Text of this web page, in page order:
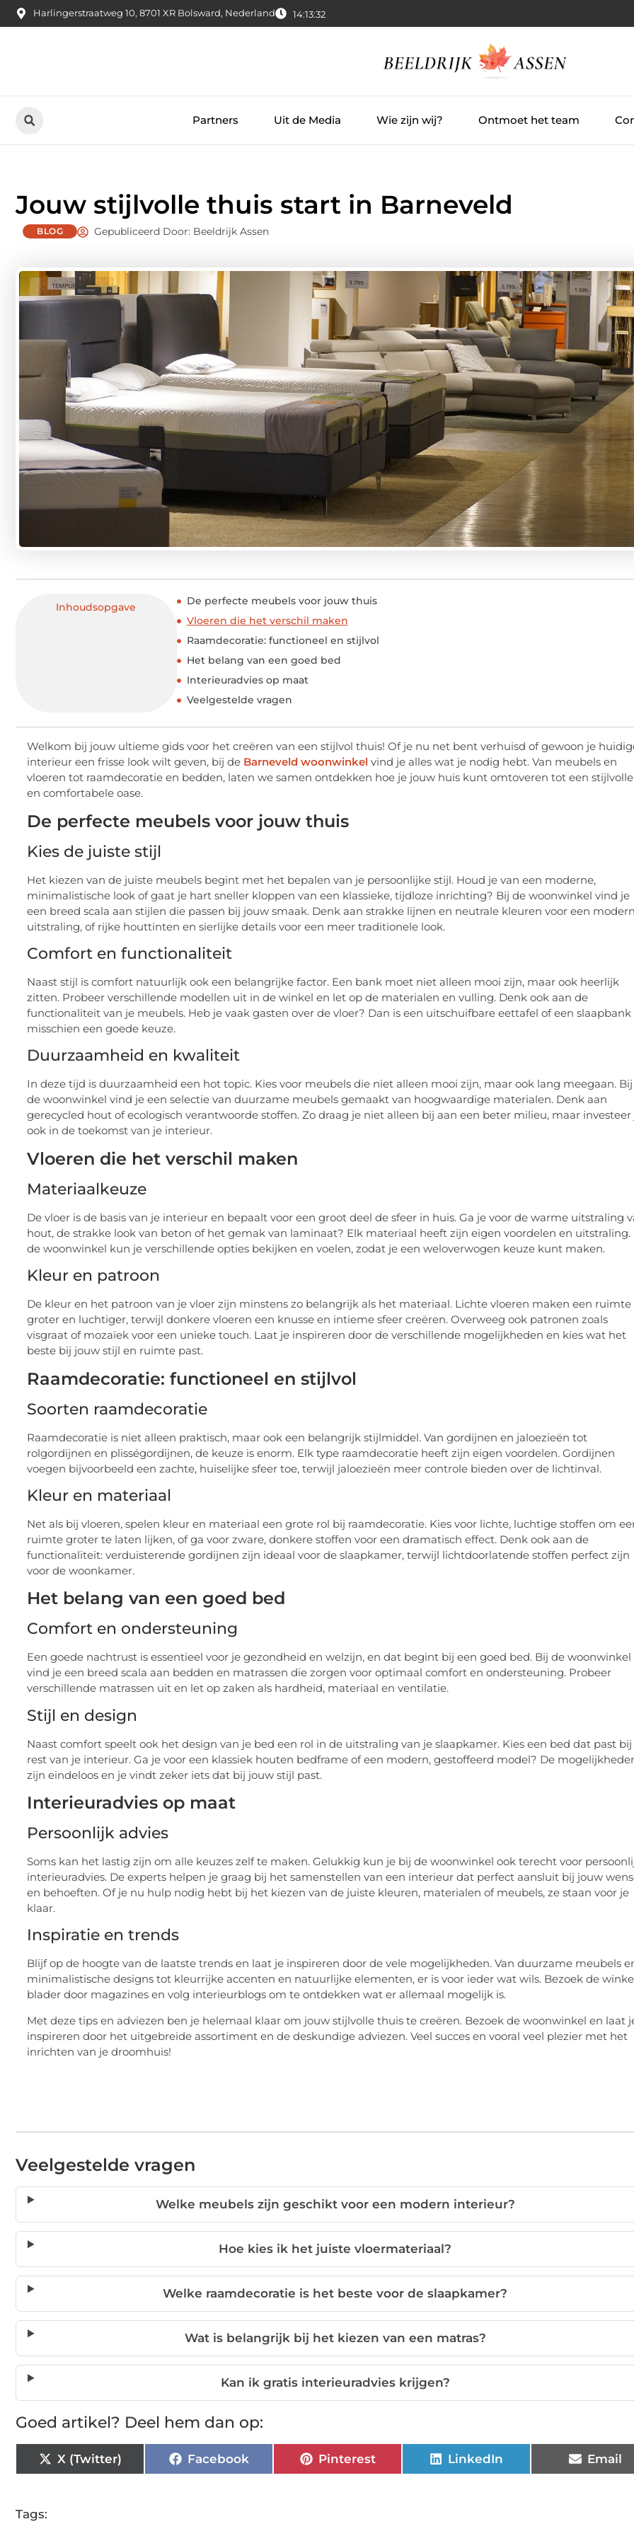
Harlingerstraatweg 10, 8701 XR Bolsward, Nederland 14:13:33
Partners Uit de Media Wie zijn wij? Ontmoet het team
Jouw stijlvolle thuis start in Barneveld
BLOG Gepubliceerd Door: Beeldrijk Assen
Inhoudsopgave
De perfecte meubels voor jouw thuis
Vloeren die het verschil maken
Raamdecoratie: functioneel en stijlvol
Het belang van een goed bed
Interieuradvies op maat
Veelgestelde vragen
Welkom bij jouw ultieme gids voor het creëren van een stijlvol thuis! Of je nu net bent verhuisd of gewoon je
interieur een frisse look wilt geven, bij de Barneveld woonwinkel vind je alles wat je nodig hebt. Van meubels en
vloeren tot raamdecoratie en bedden, laten we samen ontdekken hoe je jouw huis kunt omtoveren tot een stijlvolle
en comfortabele oase.
De perfecte meubels voor jouw thuis
Kies de juiste stijl
Het kiezen van de juiste meubels begint met het bepalen van je persoonlijke stijl. Houd je van een moderne,
minimalistische look of gaat je hart sneller kloppen van een klassieke, tijdloze inrichting? Bij de woonwinkel vind je
een breed scala aan stijlen die passen bij jouw smaak. Denk aan strakke lijnen en neutrale kleuren voor een
uitstraling, of rijke houttinten en sierlijke details voor een meer traditionele look.
Comfort en functionaliteit
Naast stijl is comfort natuurlijk ook een belangrijke factor. Een bank moet niet alleen mooi zijn, maar ook heerlijk
zitten. Probeer verschillende modellen uit in de winkel en let op de materialen en vulling. Denk ook aan de
functionaliteit van je meubels. Heb je vaak gasten over de vloer? Dan is een uitschuifbare eettafel of een slaapbank
misschien een goede keuze.
Duurzaamheid en kwaliteit
In deze tijd is duurzaamheid een hot topic. Kies voor meubels die niet alleen mooi zijn, maar ook lang meegaan. Bij
de woonwinkel vind je een selectie van duurzame meubels gemaakt van hoogwaardige materialen. Denk aan
gerecycled hout of ecologisch verantwoorde stoffen. Zo draag je niet alleen bij aan een beter milieu, maar investeer
ook in de toekomst van je interieur.
Vloeren die het verschil maken
Materiaalkeuze
De vloer is de basis van je interieur en bepaalt voor een groot deel de sfeer in huis. Ga je voor de warme uitstraling
hout, de strakke look van beton of het gemak van laminaat? Elk materiaal heeft zijn eigen voordelen en uitstraling.
de woonwinkel kun je verschillende opties bekijken en voelen, zodat je een weloverwogen keuze kunt maken.
Kleur en patroon
De kleur en het patroon van je vloer zijn minstens zo belangrijk als het materiaal. Lichte vloeren maken een ruimte
groter en luchtiger, terwijl donkere vloeren een knusse en intieme sfeer creëren. Overweeg ook patronen zoals
visgraat of mozaïek voor een unieke touch. Laat je inspireren door de verschillende mogelijkheden en kies wat het
beste bij jouw stijl en ruimte past.
Raamdecoratie: functioneel en stijlvol
Soorten raamdecoratie
Raamdecoratie is niet alleen praktisch, maar ook een belangrijk stijlmiddel. Van gordijnen en jaloezieën tot
rolgordijnen en plisségordijnen, de keuze is enorm. Elk type raamdecoratie heeft zijn eigen voordelen. Gordijnen
voegen bijvoorbeeld een zachte, huiselijke sfeer toe, terwijl jaloezieën meer controle bieden over de lichtinval.
Kleur en materiaal
Net als bij vloeren, spelen kleur en materiaal een grote rol bij raamdecoratie. Kies voor lichte, luchtige stoffen om
ruimte groter te laten lijken, of ga voor zware, donkere stoffen voor een dramatisch effect. Denk ook aan de
functionaliteit: verduisterende gordijnen zijn ideaal voor de slaapkamer, terwijl lichtdoorlatende stoffen perfect zijn
voor de woonkamer.
Het belang van een goed bed
Comfort en ondersteuning
Een goede nachtrust is essentieel voor je gezondheid en welzijn, en dat begint bij een goed bed. Bij de woonwinkel
vind je een breed scala aan bedden en matrassen die zorgen voor optimaal comfort en ondersteuning. Probeer
verschillende matrassen uit en let op zaken als hardheid, materiaal en ventilatie.
Stijl en design
Naast comfort speelt ook het design van je bed een rol in de uitstraling van je slaapkamer. Kies een bed dat past
rest van je interieur. Ga je voor een klassiek houten bedframe of een modern, gestoffeerd model? De
zijn eindeloos en je vindt zeker iets dat bij jouw stijl past.
Interieuradvies op maat
Persoonlijk advies
Soms kan het lastig zijn om alle keuzes zelf te maken. Gelukkig kun je bij de woonwinkel ook terecht voor
interieuradvies. De experts helpen je graag bij het samenstellen van een interieur dat perfect aansluit bij jouw
en behoeften. Of je nu hulp nodig hebt bij het kiezen van de juiste kleuren, materialen of meubels, ze staan voor je
klaar.
Inspiratie en trends
Blijf op de hoogte van de laatste trends en laat je inspireren door de vele mogelijkheden. Van duurzame meubels
minimalistische designs tot kleurrijke accenten en natuurlijke elementen, er is voor ieder wat wils. Bezoek de
blader door magazines en volg interieurblogs om te ontdekken wat er allemaal mogelijk is.
Met deze tips en adviezen ben je helemaal klaar om jouw stijlvolle thuis te creëren. Bezoek de woonwinkel en laat
inspireren door het uitgebreide assortiment en de deskundige adviezen. Veel succes en vooral veel plezier met het
inrichten van je droomhuis!
Veelgestelde vragen
Welke meubels zijn geschikt voor een modern interieur?
Hoe kies ik het juiste vloermateriaal?
Welke raamdecoratie is het beste voor de slaapkamer?
Wat is belangrijk bij het kiezen van een matras?
Kan ik gratis interieuradvies krijgen?
Goed artikel? Deel hem dan op:
X (Twitter) Facebook Pinterest LinkedIn Email
Tags: